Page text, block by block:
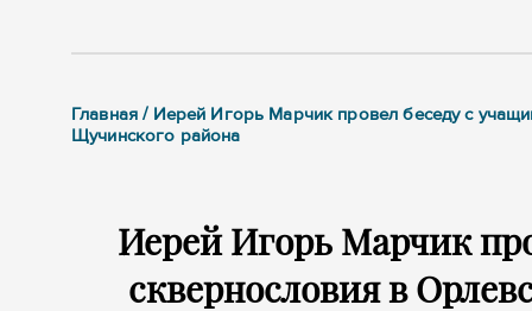
Главная / Иерей Игорь Марчик провел беседу с
Щучинского района
Иерей Игорь Марчик
сквернословия в